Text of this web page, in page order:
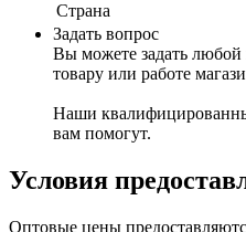
Страна
Задать вопрос
Вы можете задать
товару или работе
Наши
вам помогут.
Условия
Оптовые цены